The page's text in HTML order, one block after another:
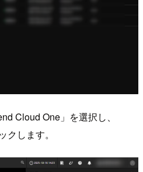
Cloud One」を選択し、
クします。